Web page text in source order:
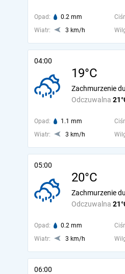
Opad: 0.2 mm
Wiatr:
3 km/h
04:00
19°C
Odczuwalna
Zachmurzenie
Opad: 1.1 mm
Wiatr:
3 km/h
05:00
20°C
Odczuwalna
Zachmurzenie
Opad: 0.2 mm
Wiatr:
3 km/h
06:00